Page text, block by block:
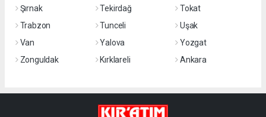
Şırnak
Tekirdağ
Tokat
Trabzon
Tunceli
Uşak
Van
Yalova
Yozgat
Zonguldak
Kırklareli Ankara